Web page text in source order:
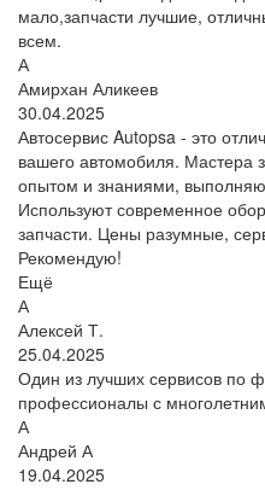
мало,запчасти лучшие,
всем.
А
Амирхан Аликеев
30.04.2025
Автосервис Autopsa - это
вашего автомобиля. Мастера
опытом и знаниями,
Используют современное
запчасти. Цены разумные,
Рекомендую!
Ещё
А
Алексей Т.
25.04.2025
Один из лучших сервисов по
профессионалы с
А
Андрей А
19.04.2025